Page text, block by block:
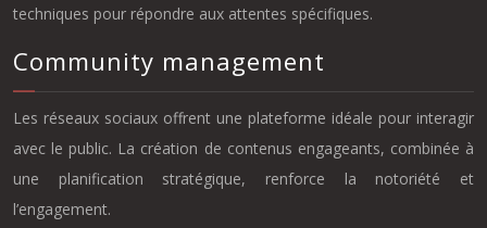
techniques pour répondre aux attentes spécifiques.
Community management
Les réseaux sociaux offrent une plateforme idéale pour interagir
avec le public. La création de contenus engageants, combinée à
une planification stratégique, renforce la notoriété et
l’engagement.